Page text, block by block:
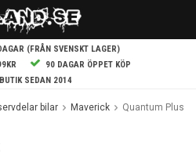
(FRÅN SVENSKT LAGER)
90 DAGAR ÖPPET KÖP
SEDAN 2014
bilar Maverick Quantum Plus